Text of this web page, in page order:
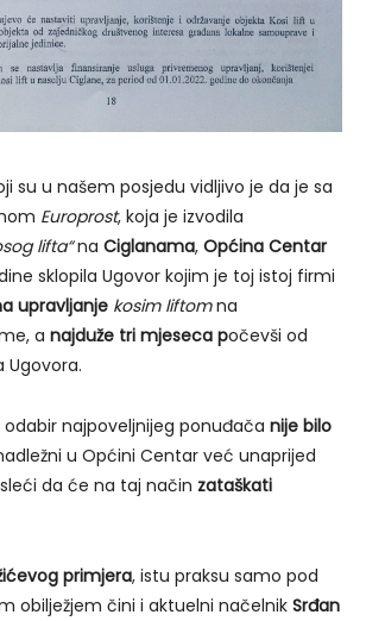
su u našem posjedu vidljivo je da je sa
Europrost, koja je izvodila
lifta“na Ciglanama, Općina Centar
sklopila Ugovor kojim je toj istoj firmi
upravljanje kosim liftomna
a najduže tri mjeseca počevši od
Ugovora.
odabir najpoveljnijeg ponuđača nije bilo
u Općini Centar već unaprijed
da će na taj način zataškati
primjera, istu praksu samo pod
obilježjem čini i aktuelni načelnik Srđan